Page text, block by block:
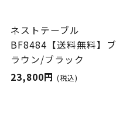
ネストテーブル
BF8484【送料無料】ブ
ラウン/ブラック
23,800円 (税込)